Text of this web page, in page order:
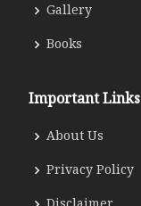
Gallery
Books
Important Links
About Us
Privacy Policy